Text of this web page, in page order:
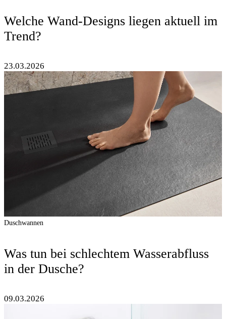
Welche Wand-Designs liegen aktuell im
Trend?
23.03.2026
Duschwannen
Was tun bei schlechtem Wasserabfluss
in der Dusche?
09.03.2026